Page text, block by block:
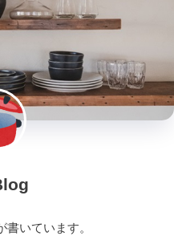
いています。